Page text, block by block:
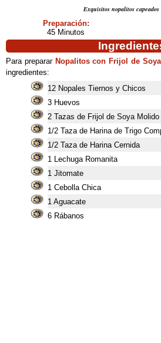
Exquisitos nopalitos capeados
Preparación:
45 Minutos
Para preparar Nopalitos con Frijol de Soya
ingredientes:
12 Nopales Tiernos y Chicos
3 Huevos
2 Tazas de Frijol de Soya Molido
1/2 Taza de Harina de Trigo
1/2 Taza de Harina Cernida
1 Lechuga Romanita
1 Jitomate
1 Cebolla Chica
1 Aguacate
6 Rábanos